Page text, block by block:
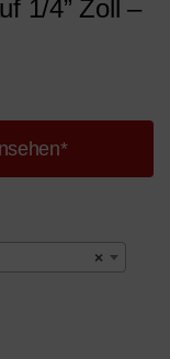
1/4” Zoll –
×